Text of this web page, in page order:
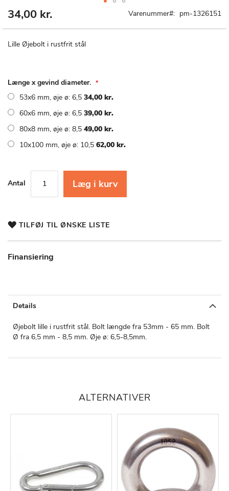
34,00 kr. Varenummer pm-1326151
Lille Øjebolt i rustfrit stål
Længe x gevind diameter.
53x6 mm, øje ø: 6,5 34,00 kr.
60x6 mm, øje ø: 6,5 39,00 kr.
80x8 mm, øje ø: 8,5 49,00 kr.
10x100 mm, øje ø: 10,5 62,00 kr.
Antal Læg i kurv
TILFØJ TIL ØNSKE LISTE
Finansiering
Gå
af
Details
Øjebolt lille i rustfrit stål. Bolt længde fra 53mm - 65 mm. Bolt
Ø fra 6,5 mm - 8,5 mm. Øje ø: 6,5-8,5mm.
ALTERNATIVER